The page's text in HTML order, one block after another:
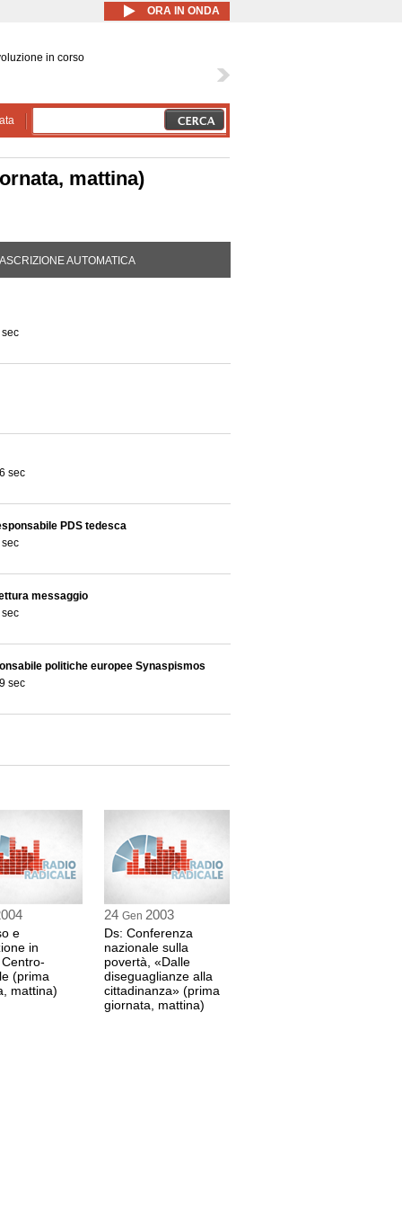
ORA IN ONDA
in corso
mattina)
ATTIVA)AUTOMATICA
sec
PDS tedesca
messaggio
politiche europee Synaspismos
sec
di Rifondazione Comunista
e
in
(prima
mattina)
24 Gen 2003
Ds: Conferenza
nazionale sulla
povertà, «Dalle
diseguaglianze alla
cittadinanza» (prima
giornata, mattina)